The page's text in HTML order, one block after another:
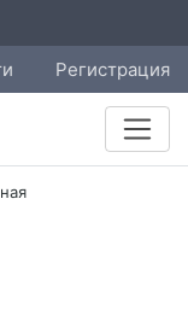
Регистрация